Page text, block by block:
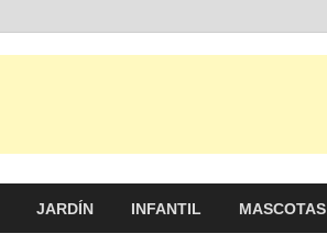
JARDÍN INFANTIL MASCOTAS